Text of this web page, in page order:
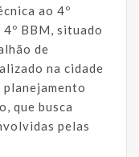
ao 4º
BBM, situado
de
na cidade
que busca
pelas